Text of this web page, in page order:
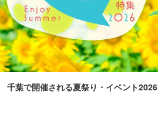
千葉で開催される夏祭り・イベント2026